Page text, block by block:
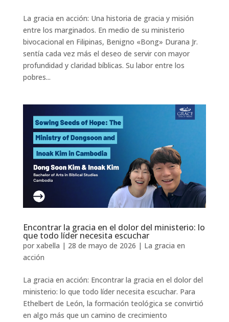
La gracia en acción: Una historia de gracia y misión
entre los marginados. En medio de su ministerio
bivocacional en Filipinas, Benigno «Bong» Durana Jr.
sentía cada vez más el deseo de servir con mayor
profundidad y claridad bíblicas. Su labor entre los
pobres...
Encontrar la gracia en el dolor del ministerio: lo
que todo líder necesita escuchar
por xabella | 28 de mayo de 2026 | La gracia en
acción
La gracia en acción: Encontrar la gracia en el dolor del
ministerio: lo que todo líder necesita escuchar. Para
Ethelbert de León, la formación teológica se convirtió
en algo más que un camino de crecimiento